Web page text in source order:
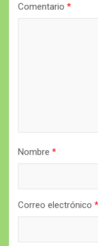
Comentario *
Nombre *
Correo electrónico *